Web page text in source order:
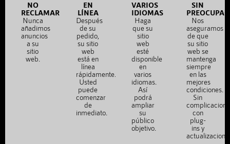
NO
RECLAMAR
Nunca
añadimos
anuncios
a su
sitio
web.
EN
LÍNEA
Después
de su
pedido,
su sitio
web
está en
línea
rápidamente.
Usted
puede
comenzar
de
inmediato.
VARIOS
IDIOMAS
Haga
que su
sitio
web
esté
disponible
en
varios
idiomas.
Así
podrá
ampliar
su
público
objetivo.
SIN
Nos
aseguramos
de que
su sitio
web se
mantenga
siempre
en las
mejores
condiciones.
Sin
con
plug-
ins y